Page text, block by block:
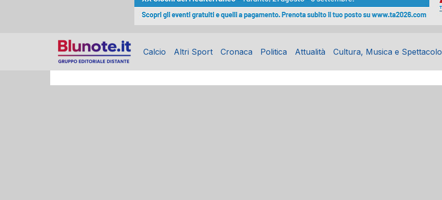
Calcio Altri Sport Cronaca Politica Attualità Cultura, Musica e Spettacolo